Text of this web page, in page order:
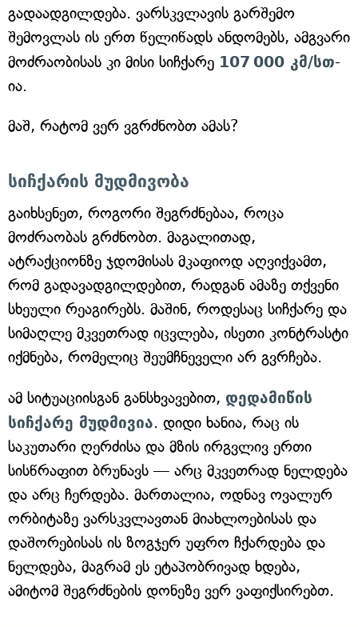
გადაადგილდება. ვარსკვლავის გარშემო
შემოვლას ის ერთ წელიწადს ანდომებს, ამგვარი
მოძრაობისას კი მისი სიჩქარე 107 000 კმ/სთ-
ია.
მაშ, რატომ ვერ ვგრძნობთ ამას?
სიჩქარის მუდმივობა
გაიხსენეთ, როგორი შეგრძნებაა, როცა
მოძრაობას გრძნობთ. მაგალითად,
ატრაქციონზე ჯდომისას მკაფიოდ აღვიქვამთ,
რომ გადავადგილდებით, რადგან ამაზე თქვენი
სხეული რეაგირებს. მაშინ, როდესაც სიჩქარე და
სიმაღლე მკვეთრად იცვლება, ისეთი კონტრასტი
იქმნება, რომელიც შეუმჩნეველი არ გვრჩება.
ამ სიტუაციისგან განსხვავებით, დედამიწის
სიჩქარე მუდმივია. დიდი ხანია, რაც ის
საკუთარი ღერძისა და მზის ირგვლივ ერთი
სისწრაფით ბრუნავს — არც მკვეთრად ნელდება
და არც ჩერდება. მართალია, ოდნავ ოვალურ
ორბიტაზე ვარსკვლავთან მიახლოებისას და
დაშორებისას ის ზოგჯერ უფრო ჩქარდება და
ნელდება, მაგრამ ეს ეტაპობრივად ხდება,
ამიტომ შეგრძნების დონეზე ვერ ვაფიქსირებთ.